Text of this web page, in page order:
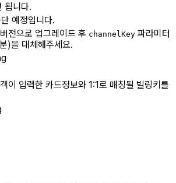
됩니다.
예정입니다.
전으로 업그레이드 후 channelKey 파라미터
)을 대체해주세요.
이 입력한 카드정보와 1:1로 매칭될 빌링키를